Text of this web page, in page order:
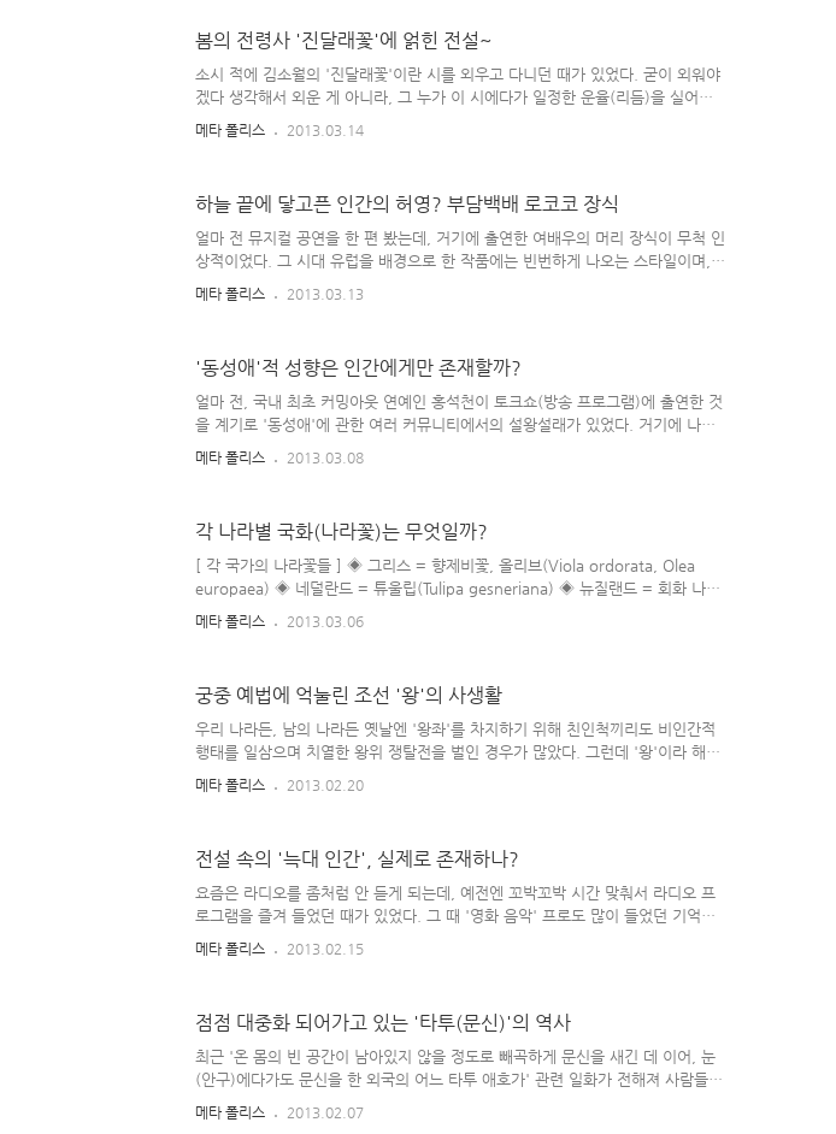
물'임) 에서의 세종 대왕 이름도 '이도' 식으로 모두 '외자 이름을 가진 왕'들이다.
사실 그 이전까지만 해도 사극에 나오는 왕들은 '태종', '세종', '숙종', '고종', '선
조', '세..
봄의 전령사 '진달래꽃'에 얽힌 전설~
소시 적에 김소월의 '진달래꽃'이란 시를 외우고 다니던 때가 있었다. 굳이 외워야
겠다 생각해서 외운 게 아니라, 그 누가 이 시에다가 일정한 운율(리듬)을 실어서
읊어줬는데 그게 재미있어서 계속 따라하다 보니 자연스레 암기가 되었던 것이다.
그로부터 세월이 꽤 흐른 어느 날 '가수 마야'가 이란 김소월의 시를 가사로 사용한
꽃) 자체가 오래 전부터 우리 나라 곳곳에서 '구전 가요' 비슷하게 불리워졌던 노
래인 모양이다. 김소월의 '진달래꽃' 구전 가요 뿐 아니라, 어린 시절에 좋아했던
동요 중에도 진달래 관련한 노래가 있었고 봄마다 자주 불렀던 ..
메타 폴리스 2013.03.14
하늘 끝에 닿고픈 인간의 허영? 부담백배 로코코 장식
얼마 전 뮤지컬 공연을 한 편 봤는데, 거기에 출연한 여배우의 머리 장식이 무척 인
상적이었다. 그 시대 유럽을 배경으로 한 작품에는 빈번하게 나오는 스타일이며,
비교적 최근에 한 서적을 통해 그것에 관한 내용을 접한 적이 있었던 터라 더 눈여
겨 보게 되었다. 이름하여 '18세기 미술'에 해당하는 '로코코 스타일'~ 여러 형태
포마드와 헤어용 분을 바른 뒤 굳히는 작업이 수반되어야만 했다. 소시 적에 접한
순정 만화 같은 데에도, 이런 로코코풍 드레스와 머리 장식으로 치장한 여인네들이
빈번하게 등장하곤 했었다. 우리 나라 사극에서 종종 접하는 '..
메타 폴리스 2013.03.13
'동성애'적 성향은 인간에게만 존재할까?
얼마 전, 국내 최초 커밍아웃 연예인 홍석천이 토크쇼(방송 프로그램)에 출연한 것
을 계기로 '동성애'에 관한 여러 커뮤니티에서의 설왕설래가 있었다. 거기에 나온
내용 중 어떤 '동성애에 관해 부정적인 생각을 갖고 있거나 혐오스런 태도를 지니
고 있는 듯한 사람'이 쓴 댓글이 계속 마음에 남았는데, 그는 동성애가 자연을 거스
참이 아닌 걸로 밝혀졌다. 인간 외의 다른 동물들 사이에서도 종종 동성애가 이뤄
진 것이었다. 개인적으로, 당시 그가 말한 '동성애가 자연을 거스르고.. 인간들만
그런 행위를 하고..'에 을 품게 된 것은 예전에 어디선가 '인간..
메타 폴리스 2013.03.08
각 나라별 국화(나라꽃)는 무엇일까?
[ 각 국가의 나라꽃들 ] ◈ 그리스 = 향제비꽃, 올리브(Viola ordorata, Olea
europaea) ◈ 네덜란드 = 튜울립(Tulipa gesneriana) ◈ 뉴질랜드 = 회화 나무
(Sophora tetraptra var. grandiflora) ◈ 대한 민국 = 무궁화(Hibiscus
syriacus) ◈ 덴마크 = 붉은 클로버(Triforium pratense) ◈ 도미니카 = 마호가
백장미(Rosa alba) ◈ 말레이지아 = 코코수 야자(Cocos nucifera) ◈ 멕시코
=..
메타 폴리스 2013.03.06
궁중 예법에 억눌린 조선 '왕'의 사생활
우리 나라든, 남의 나라든 옛날엔 '왕좌'를 차지하기 위해 친인척끼리도 비인간적
행태를 일삼으며 치열한 왕위 쟁탈전을 벌인 경우가 많았다. 그런데 '왕'이라 해서
과연 그 삶이 영화롭고 좋기만 했을까..? 서양의 경우도 그렇지만, 우리 나라 '조선
시대 때 임금'이 지켜야 할 궁중 예법이나 그들이 처리해야 할 업무량 & 사생활 등
살아야 했던 것이다. 지금보다 '의학적 수준'이 많이 낮았던 17세기에 프랑스 '부
르봉 왕조'의 루이 14세(Louis XIV)가 돌팔이 궁정 의사 때문에 치아를 다 뽑아서
평생 고생했다는 얘기는 꽤 유명한데, 우리 ..
메타 폴리스 2013.02.20
전설 속의 '늑대 인간', 실제로 존재하나?
요즘은 라디오를 좀처럼 안 듣게 되는데, 예전엔 꼬박꼬박 시간 맞춰서 라디오 프
로그램을 즐겨 들었던 때가 있었다. 그 때 '영화 음악' 프로도 많이 들었던 기억이
난다. 특히 연말 되면 '오랫동안 대중들로부터 사랑 받았던 주옥 같은 영화 음악'을
시리즈로 들려주곤 했었는데, 영화 주제가도 거기에 빠지지 않고 등장했던 것 같
라 같은 드라마에서도 '보름달'이 뜨면 항상 무슨 일이 벌어지곤 했었는데(구미호
의 능력 수치가 상승하기도 함), 이 영화에서도 7번째 태어난 남자 아이는 '보름
달'이 뜰 때마다 늑대로 변신해야만 했다. 한마디로 '늑대 인간'..
메타 폴리스 2013.02.15
점점 대중화 되어가고 있는 '타투(문신)'의 역사
최근 '온 몸의 빈 공간이 남아있지 않을 정도로 빼곡하게 문신을 새긴 데 이어, 눈
(안구)에다가도 문신을 한 외국의 어느 타투 애호가' 관련 일화가 전해져 사람들을
놀라게 한 일이 있었다. 한 때는(불과 90년대까지만 해도) 당시 유행했던 조폭 영
화의 영향인지는 몰라도 '문신'은 깍두기 아저씨(조폭)들만의 특이한 기호란 인식
메타 폴리스 2013.02.07